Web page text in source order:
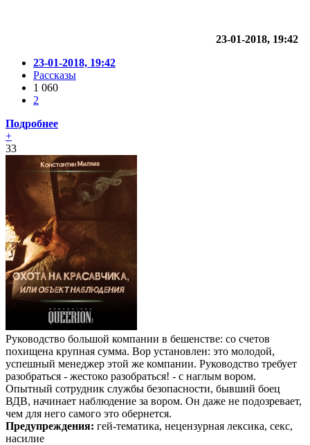
23-01-2018, 19:42
23-01-2018, 19:42
Рассказы
1 060
2
Подробнее
+
33
Руководство большой компании в бешенстве: со счетов
похищена крупная сумма. Вор установлен: это молодой,
успешный менеджер этой же компании. Руководство требует
разобраться - жестоко разобраться! - с наглым вором.
Опытный сотрудник службы безопасности, бывший боец
ВДВ, начинает наблюдение за вором. Он даже не подозревает,
чем для него самого это обернется.
Предупреждения: гей-тематика, нецензурная лексика, секс,
насилие